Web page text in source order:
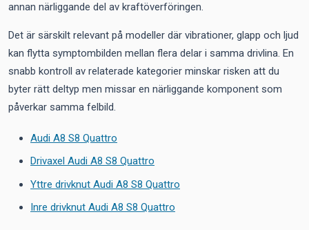
annan närliggande del av kraftöverföringen.
Det är särskilt relevant på modeller där vibrationer, glapp och ljud
kan flytta symptombilden mellan flera delar i samma drivlina. En
snabb kontroll av relaterade kategorier minskar risken att du
byter rätt deltyp men missar en närliggande komponent som
påverkar samma felbild.
Audi A8 S8 Quattro
Drivaxel Audi A8 S8 Quattro
Yttre drivknut Audi A8 S8 Quattro
Inre drivknut Audi A8 S8 Quattro